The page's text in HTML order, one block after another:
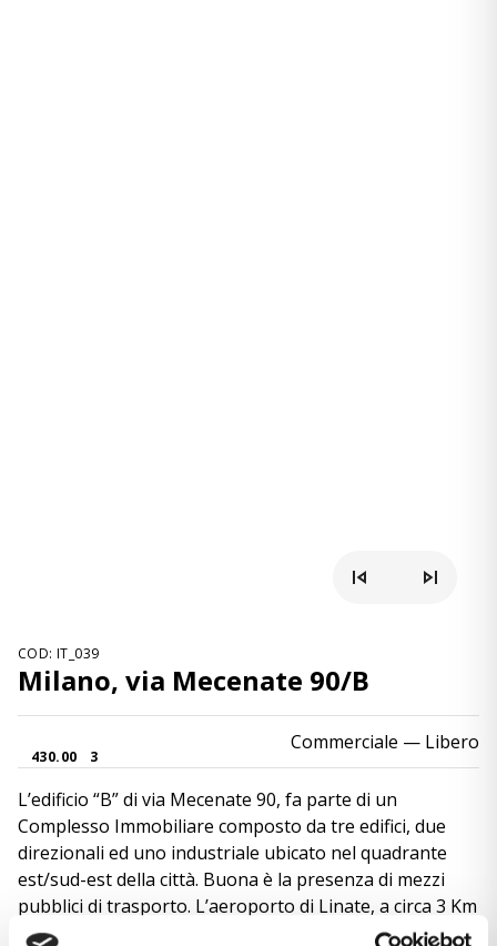
COD: IT_039
Milano, via Mecenate 90/B
430.00 3
Commerciale — Libero
L’edificio “B” di via Mecenate 90, fa parte di un
Complesso Immobiliare composto da tre edifici, due
direzionali ed uno industriale ubicato nel quadrante
est/sud-est della città. Buona è la presenza di mezzi
pubblici di trasporto. L’aeroporto di Linate, a circa 3 Km
dall’immobile, è facilmente raggiungibile sia con